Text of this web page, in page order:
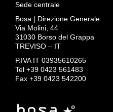
Sede centrale
Bosa | Direzione Generale
Via Molini, 44
31030 Borso del Grappa
TREVISO – IT
P.IVA IT 03935610265
Tel +39 0423 561483
Fax +39 0423 542200